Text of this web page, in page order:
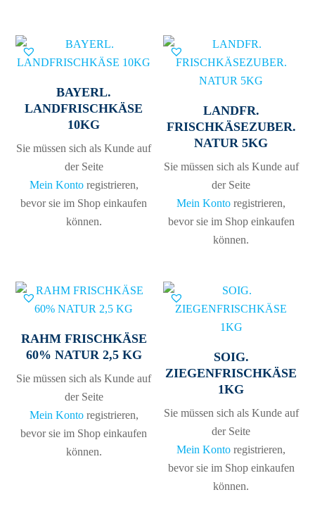
BAYERL.
LANDFRISCHKÄSE
10KG
Sie müssen sich als Kunde auf
der Seite
Mein Kontoregistrieren,
bevor sie im Shop einkaufen
können.
LANDFR.
FRISCHKÄSEZUBER.
NATUR 5KG
Sie müssen sich als Kunde auf
der Seite
Mein Konto registrieren,
bevor sie im Shop einkaufen
können.
RAHM FRISCHKÄSE
60% NATUR 2,5 KG
Sie müssen sich als Kunde auf
der Seite
Mein Kontoregistrieren,
bevor sie im Shop einkaufen
können.
SOIG.
ZIEGENFRISCHKÄSE
1KG
Sie müssen sich als Kunde auf
der Seite
Mein Konto registrieren,
bevor sie im Shop einkaufen
können.